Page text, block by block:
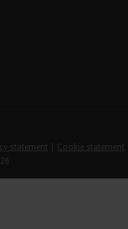
statement
Cookie statement